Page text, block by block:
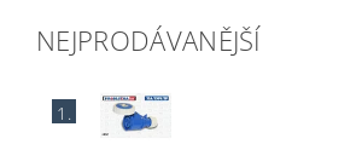
NEJPRODÁVANĚJŠÍ
1.